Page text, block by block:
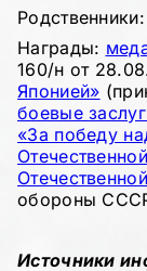
Награды:
160/н от
Японией»
боевые
«За победу
обороны
Источники